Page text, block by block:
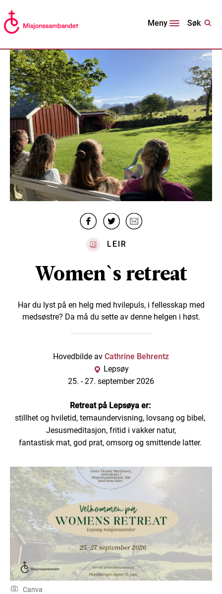
Meny Søk
LEIR
Women`s retreat
Har du lyst på en helg med hvilepuls, i fellesskap med
medsøstre? Da må du sette av denne helgen i høst.
Hovedbilde av Cathrine Behrentz
Lepsøy
25. -27. september 2026
Retreat på Lepsøya er:
stillhet og hviletid, temaundervisning, lovsang og bibel,
Jesusmeditasjon, fritid i vakker natur,
fantastisk mat, god prat, omsorg og smittende latter.
Canva